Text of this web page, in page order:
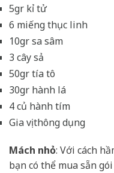
5gr kỉ tử
6 miếng thục linh
10gr sa sâm
3 cây sả
50gr tía tô
30gr hành lá
4 củ hành tím
Gia vị thông dụng
Mách nhỏ: Với cách
bạn có thể mua sẵn